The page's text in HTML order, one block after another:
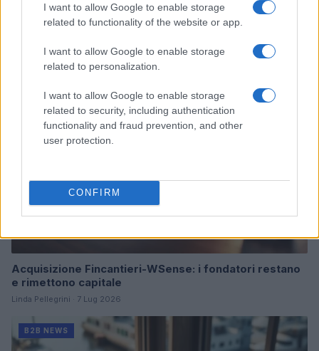
I want to allow Google to enable storage
related to functionality of the website or app.
I want to allow Google to enable storage
related to personalization.
I want to allow Google to enable storage
related to security, including authentication
functionality and fraud prevention, and other
user protection.
CONFIRM
Ripensare le tecnologie umanitarie oltre i criteri dei
donatori
B2B NEWS
Acquisizione Fincantieri-WSense: i fondatori restano
e rimettono capitale
Linda Pellegrini · 7 Lug 2026
B2B NEWS